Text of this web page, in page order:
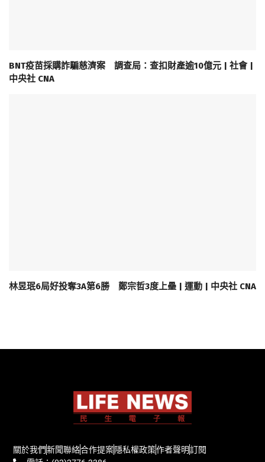
BNT疫苗採購詐騙慈濟案 調查局：查扣財產逾10億元 | 社會 |
中央社 CNA
林昱珉6局好投奪3A第6勝 鄭宗哲3度上壘 | 運動 | 中央社 CNA
關於我們新聞聯絡合作提案隱私權政策作者聲明訂閱